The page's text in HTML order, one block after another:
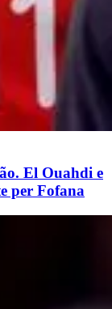
El Ouahdi e
per Fofana